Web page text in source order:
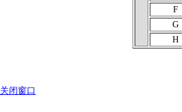
F
G
H
关闭窗口